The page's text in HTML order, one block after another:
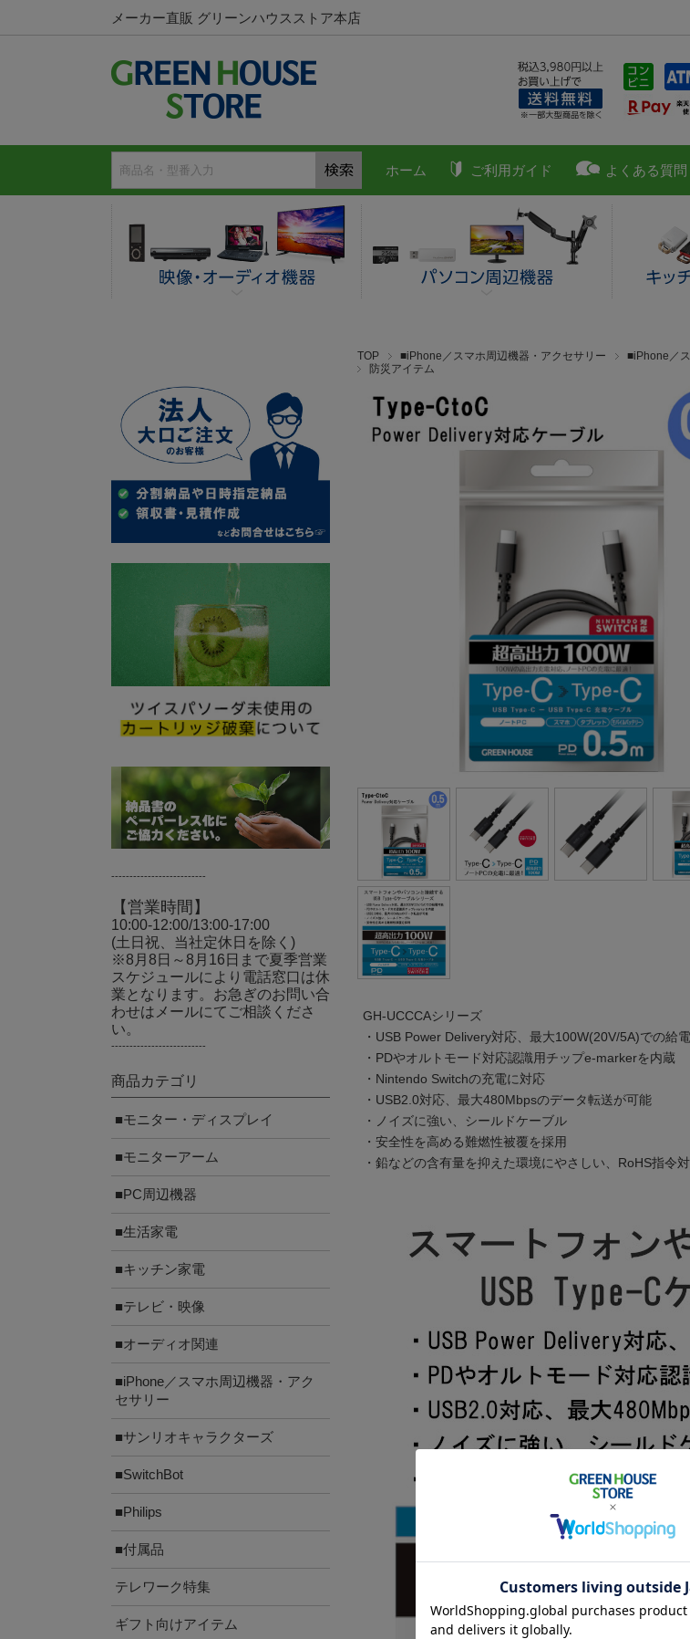
メーカー直販 グリーンハウスストア本店
ホーム ご利用ガイド よくある質問
TOP ■iPhone／スマホ周辺機器・アクセサリー ■iPhone／
防災アイテム
GH-UCCCAシリーズ
・USB Power Delivery対応、最大100W(20V/5A)での給
・PDやオルトモード対応認識用チップe-markerを内蔵
・Nintendo Switchの充電に対応
・USB2.0対応、最大480Mbpsのデータ転送が可能
・ノイズに強い、シールドケーブル
・安全性を高める難燃性被覆を採用
・鉛などの含有量を抑えた環境にやさしい、RoHS指令
--------------------------
【営業時間】
10:00-12:00/13:00-17:00
(土日祝、当社定休日を除く)
※8月8日～8月16日まで夏季営業
スケジュールにより電話窓口は休
業となります。お急ぎのお問い合
わせはメールにてご相談くださ
い。
--------------------------
商品カテゴリ
■モニター・ディスプレイ
■モニターアーム
■PC周辺機器
■生活家電
■キッチン家電
■テレビ・映像
■オーディオ関連
■iPhone／スマホ周辺機器・アク
セサリー
■サンリオキャラクターズ
■SwitchBot
■Philips
■付属品
テレワーク特集
ギフト向けアイテム